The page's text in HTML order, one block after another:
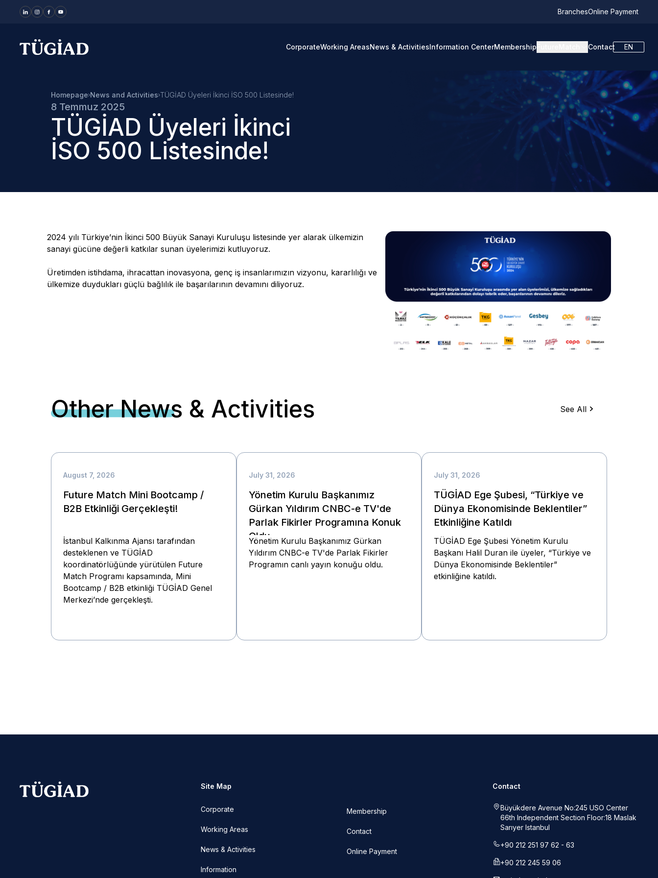
BranchesOnline Payment
Your Company CorporateWorking AreasNews & ActivitiesInformation CenterMembership Contact EN
Homepage News and Activities TÜGİAD Üyeleri İkinci İSO 500 Listesinde!
8 Temmuz 2025
TÜGİAD Üyeleri İkinci
İSO 500 Listesinde!
2024 yılı Türkiye’nin İkinci 500 Büyük Sanayi Kuruluşu listesinde yer alarak ülkemizin
sanayi gücüne değerli katkılar sunan üyelerimizi kutluyoruz.
Üretimden istihdama, ihracattan inovasyona, genç iş insanlarımızın vizyonu, kararlılığı ve
ülkemize duydukları güçlü bağlılık ile başarılarının devamını diliyoruz.
Other News & Activities See All
August 7, 2026
Future Match Mini Bootcamp /
B2B Etkinliği Gerçekleşti!
İstanbul Kalkınma Ajansı tarafından
desteklenen ve TÜGİAD
koordinatörlüğünde yürütülen Future
Match Programı kapsamında, Mini
Bootcamp / B2B etkinliği TÜGİAD Genel
Merkezi’nde gerçekleşti.
July 31, 2026
Yönetim Kurulu Başkanımız
Gürkan Yıldırım CNBC-e TV'de
Parlak Fikirler Programına Konuk
Oldu
Yönetim Kurulu Başkanımız Gürkan
Yıldırım CNBC-e TV'de Parlak Fikirler
Programın canlı yayın konuğu oldu.
July 31, 2026
TÜGİAD Ege Şubesi, “Türkiye ve
Dünya Ekonomisinde Beklentiler”
Etkinliğine Katıldı
TÜGİAD Ege Şubesi Yönetim Kurulu
Başkanı Halil Duran ile üyeler, “Türkiye ve
Dünya Ekonomisinde Beklentiler”
etkinliğine katıldı.
Site Map
Corporate
Working Areas
News & Activities
Information
Membership
Contact
Online Payment
Contact
Büyükdere Avenue No:245 USO Center
66th Independent Section Floor:18 Maslak
Sarıyer Istanbul
+90 212 251 97 62 - 63
+90 212 245 59 06